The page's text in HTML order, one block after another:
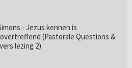
- Jezus kennen is
(Pastorale Questions &
lezing 2)